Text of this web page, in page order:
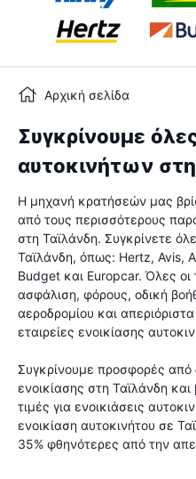
Αρχική σελίδα
Συγκρίνουμε
αυτοκινήτων
Η μηχανή κρατήσεών μας
από τους περισσότερους
στη Ταϊλάνδη. Συγκρίνετε
Ταϊλάνδη, όπως: Hertz, Avis,
Budget και Europcar. Όλες
ασφάλιση, φόρους, οδική
αεροδρομίου και
εταιρείες ενοικίασης
Συγκρίνουμε προσφορές από
ενοικίασης στη Ταϊλάνδη
τιμές για ενοικιάσεις
ενοικίαση αυτοκινήτου σε
35% φθηνότερες από την